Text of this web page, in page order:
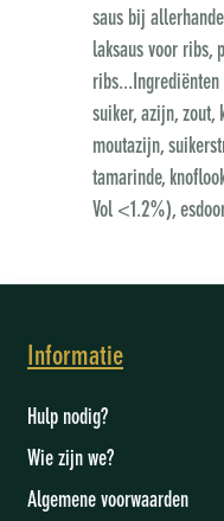
saus bij
laksaus voor ribs,
ribs... Ingrediënten
suiker, azijn, zout,
moutazijn,
tamarinde,
Vol <1.2%),
Informatie
Hulp nodig?
Wie zijn we?
Algemene voorwaarden